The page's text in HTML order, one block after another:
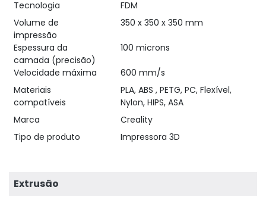
Tecnologia
FDM
Volume de
impressão
350 x 350 x 350 mm
Espessura da
camada (precisão)
100 microns
Velocidade máxima
600 mm/s
Materiais
compatíveis
PLA, ABS , PETG, PC, Flexível,
Nylon, HIPS, ASA
Marca
Creality
Tipo de produto
Impressora 3D
Extrusão